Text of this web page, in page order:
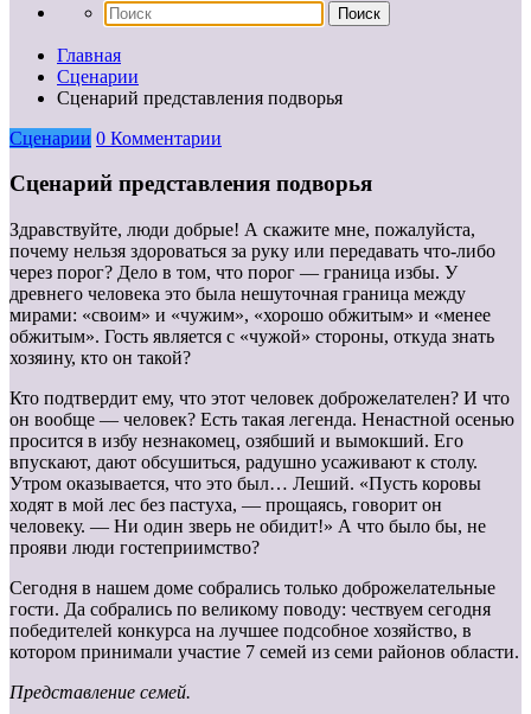
Главная
Сценарии
Сценарий представления подворья
Сценарии 0 Комментарии
Сценарий представления подворья
Здравствуйте, люди добрые! А скажите мне, пожалуйста,
почему нельзя здороваться за руку или передавать что-либо
через порог? Дело в том, что порог — граница избы. У
древнего человека это была нешуточная граница между
мирами: «своим» и «чужим», «хорошо обжитым» и «менее
обжитым». Гость является с «чужой» стороны, откуда знать
хозяину, кто он такой?
Кто подтвердит ему, что этот человек доброжелателен? И что
он вообще — человек? Есть такая легенда. Ненастной осенью
просится в избу незнакомец, озябший и вымокший. Его
впускают, дают обсушиться, радушно усаживают к столу.
Утром оказывается, что это был… Леший. «Пусть коровы
ходят в мой лес без пастуха, — прощаясь, говорит он
человеку. — Ни один зверь не обидит!» А что было бы, не
прояви люди гостеприимство?
Сегодня в нашем доме собрались только доброжелательные
гости. Да собрались по великому поводу: чествуем сегодня
победителей конкурса на лучшее подсобное хозяйство, в
котором принимали участие 7 семей из семи районов области.
Представление семей.